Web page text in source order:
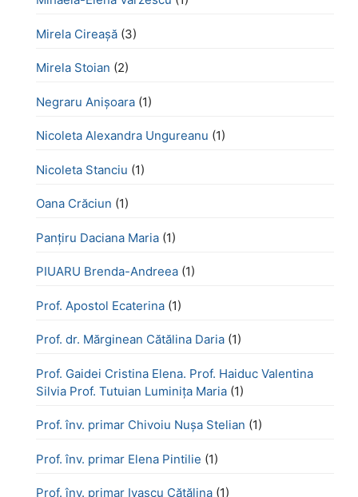
Mirela Cireașă (3)
Mirela Stoian (2)
Negraru Anișoara (1)
Nicoleta Alexandra Ungureanu (1)
Nicoleta Stanciu (1)
Oana Crăciun (1)
Panțiru Daciana Maria (1)
PIUARU Brenda-Andreea (1)
Prof. Apostol Ecaterina (1)
Prof. dr. Mărginean Cătălina Daria (1)
Prof. Gaidei Cristina Elena. Prof. Haiduc Valentina
Silvia Prof. Tutuian Luminița Maria (1)
Prof. înv. primar Chivoiu Nușa Stelian (1)
Prof. înv. primar Elena Pintilie (1)
Prof. înv. primar Ivașcu Cătălina (1)